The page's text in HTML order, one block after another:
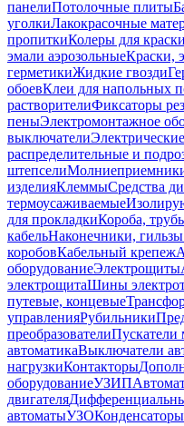
панелиПотолочные плиты
уголкиЛакокрасочные
пропиткиКолеры для краски
эмали аэрозольныеКраски,
герметикиЖидкие гвозди
обоевКлеи для напольных
растворителиФиксаторы
пеныЭлектромонтажное
выключатели
распределительные и
штепсели
изделияКлеммыСредства
термоусаживаемые
для прокладкиКороба,
кабельНаконечники,
коробовКабельный крепеж
оборудованиеЭлектрощиты
электрощитаШины
путевые, концевые
управленияРубильники
преобразователиПускатели
автоматикаВыключатели
нагрузкиКонтакторы
оборудованиеУЗИП
двигателя
автоматыУЗОКонденсаторы